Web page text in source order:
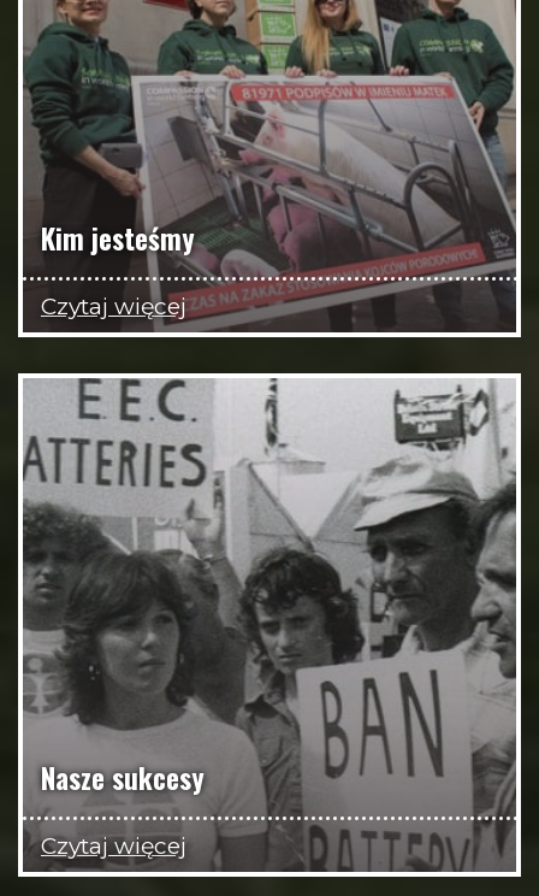
Kim jesteśmy
Czytaj więcej
Nasze sukcesy
Czytaj więcej